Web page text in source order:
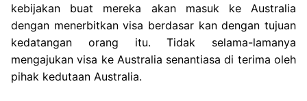
kebijakan buat mereka akan masuk ke Australia
dengan menerbitkan visa berdasar kan dengan tujuan
kedatangan orang itu. Tidak selama-lamanya
mengajukan visa ke Australia senantiasa di terima oleh
pihak kedutaan Australia.